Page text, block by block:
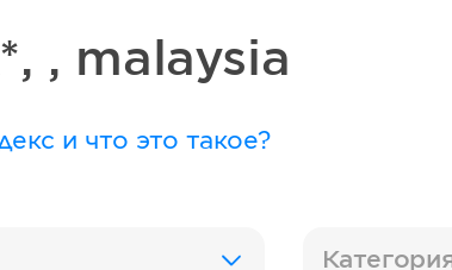
, , malaysia
и что это такое?